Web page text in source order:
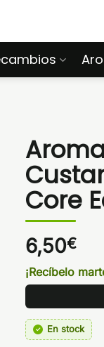
Core
6,50€
¡Recíbelo
En stock